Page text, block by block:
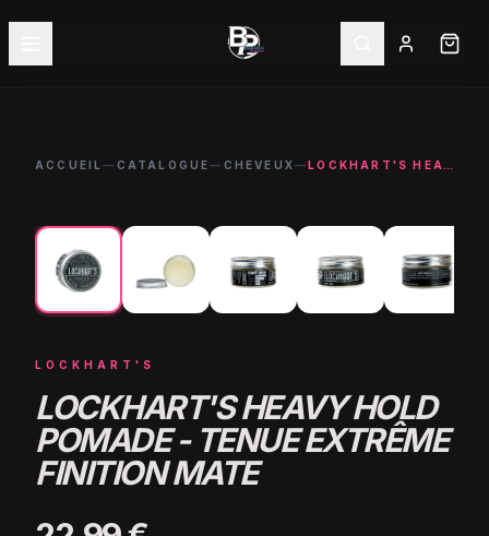
ACCUEIL— CATALOGUE— CHEVEUX— LOCKHART'S HEAVY HOLD POMADE - TENUE EXTRÊME FINITION MATE
LOCKHART'S
LOCKHART'S HEAVY HOLD
POMADE - TENUE EXTRÊME
FINITION MATE